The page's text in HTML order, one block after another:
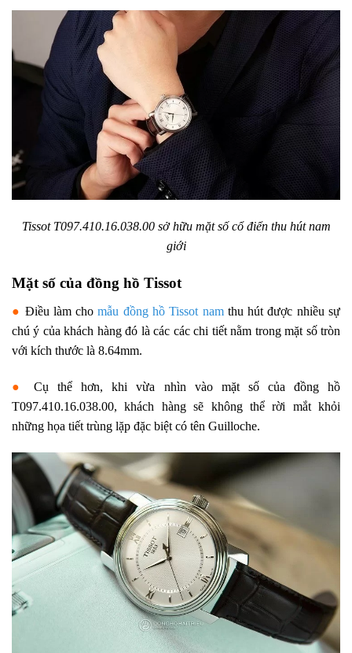
Tissot T097.410.16.038.00 sở hữu mặt số cổ điển thu hút nam
giới
Mặt số của đồng hồ Tissot
● Điều làm chomẫu đồng hồ Tissot namthu hút được nhiều sự
chú ý của khách hàng đó là các các chi tiết nằm trong mặt số tròn
với kích thước là 8.64mm.
●
Cụ thể hơn, khi vừa nhìn vào mặt số của đồng hồ
T097.410.16.038.00, khách hàng sẽ không thể rời mắt khỏi
những họa tiết trùng lặp đặc biệt có tên Guilloche.